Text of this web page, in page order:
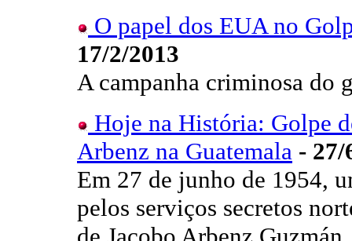
O papel dos EUA no
17/2/2013
A campanha criminosa do
Hoje na História: Golpe
Arbenz na Guatemala - 27/
Em 27 de junho de 1954,
pelos serviços secretos